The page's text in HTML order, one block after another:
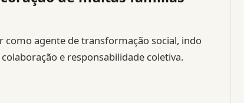
agente de transformação social, indo
e responsabilidade coletiva.